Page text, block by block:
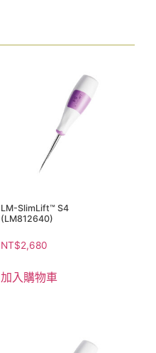
LM-SlimLift™ S4
(LM812640)
NT$2,680
加入購物車